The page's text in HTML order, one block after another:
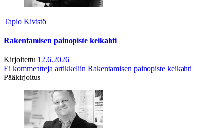
Tapio Kivistö
Rakentamisen painopiste keikahti
Kirjoitettu 12.6.2026
Ei kommentteja artikkeliin Rakentamisen painopiste keikahti
Pääkirjoitus